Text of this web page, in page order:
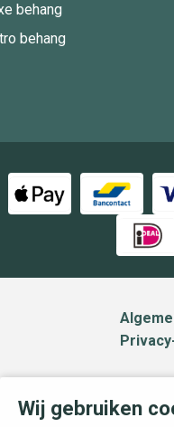
behang
behang
Wij gebruiken